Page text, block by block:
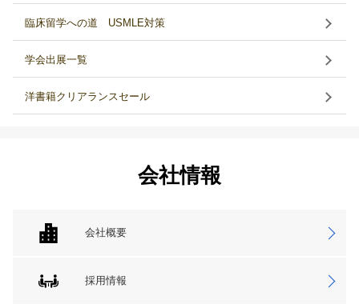
臨床留学への道 USMLE対策
学会出展一覧
洋書籍クリアランスセール
会社情報
会社概要
採用情報